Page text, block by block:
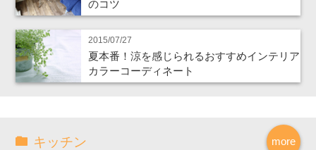
のコツ
2015/07/27
夏本番！涼を感じられるおすすめインテリア
カラーコーディネート
more
キッチン